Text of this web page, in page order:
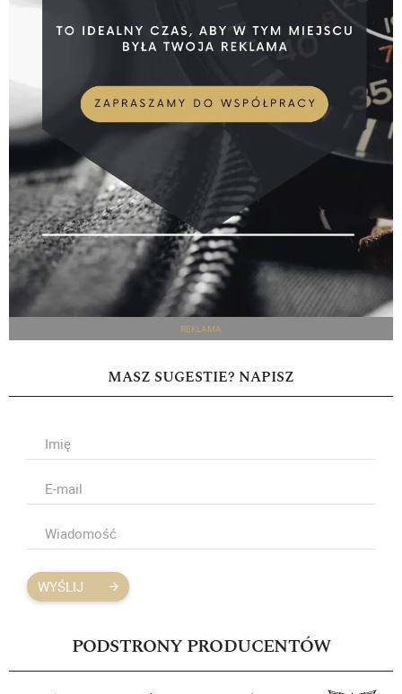
REKLAMA
MASZ SUGESTIE? NAPISZ
WYŚLIJ
PODSTRONY PRODUCENTÓW